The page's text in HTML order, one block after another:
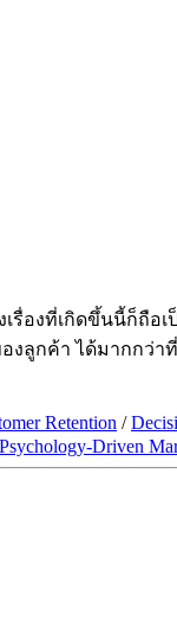
รื่องที่เกิดขึ้นนี้ก็ถือ
องลูกค้า ได้มากกว่
Retention /
Psychology-Driven